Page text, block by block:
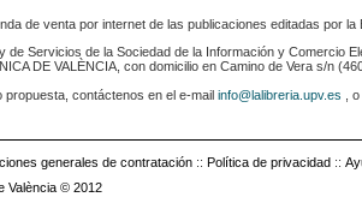
de venta por internet de las publicaciones editadas por la
de Servicios de la Sociedad de la Información y Comercio
DE VALÈNCIA, con domicilio en Camino de Vera s/n
propuesta, contáctenos en el e-mail info@lalibreria.upv.es ,
generales de contratación :: Política de privacidad ::
València © 2012